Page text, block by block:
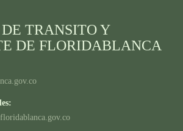
TRANSITO Y
DE FLORIDABLANCA